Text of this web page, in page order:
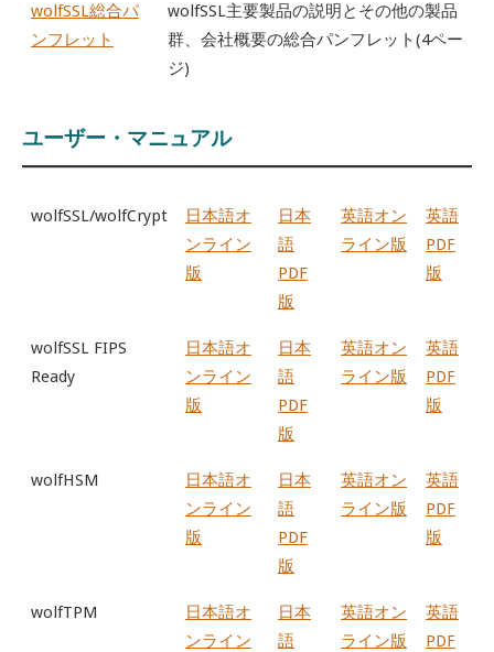
wolfSSL総合パ
ンフレット
wolfSSL主要製品の説明とその他の製品
群、会社概要の総合パンフレット(4ペー
ジ)
ユーザー・マニュアル
wolfSSL/wolfCrypt
日本語オ
ンライン
版
日本
語
PDF
版
英語オン
ライン版
英語
PDF
版
wolfSSL FIPS
Ready
日本語オ
ンライン
版
日本
語
PDF
版
英語オン
ライン版
英語
PDF
版
wolfHSM
日本語オ
ンライン
版
日本
語
PDF
版
英語オン
ライン版
英語
PDF
版
wolfTPM
日本語オ
ンライン
日本
語
英語オン
ライン版
英語
PDF